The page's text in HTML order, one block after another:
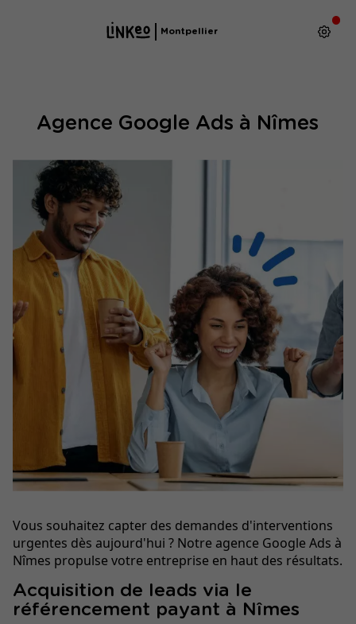
Montpellier
Agence Google Ads à Nîmes
Vous souhaitez capter des demandes d'interventions
urgentes dès aujourd'hui ? Notre agence Google Ads à
Nîmes propulse votre entreprise en haut des résultats.
Acquisition de leads via le
référencement payant à Nîmes